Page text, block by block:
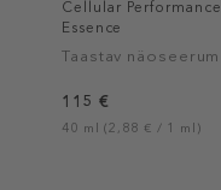
Cellular Performance
Essence
Taastav näoseerum
115 €
40 ml (2,88 € / 1 ml)